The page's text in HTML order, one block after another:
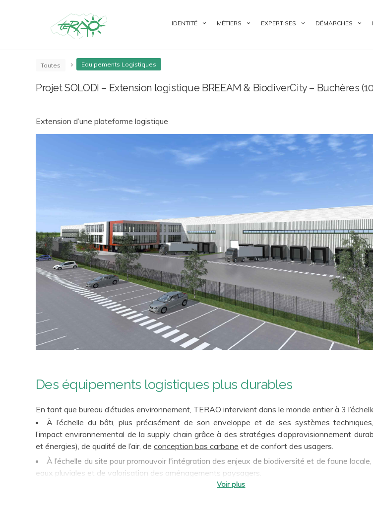
IDENTITÉ MÉTIERS EXPERTISES DÉMARCHES
Toutes Equipements Logistiques
Projet SOLODI – Extension logistique BREEAM & BiodiverCity – Buchères
Extension d’une plateforme logistique
Des équipements logistiques plus durables
En tant que bureau d’études environnement, TERAO intervient dans le monde entier à 3
À l’échelle du bâti, plus précisément de son enveloppe et de ses systèmes
l’impact environnemental de la supply chain grâce à des stratégies d’approvisionnement
et énergies), de qualité de l’air, de conception bas carbone et de confort des usagers.
À l’échelle du site pour promouvoir l'intégration des enjeux de biodiversité et de faune
eaux pluviales et de valorisation des aménagements paysagers.
À l'échelle de leur environnement d'implantation, pour encourager les modes de